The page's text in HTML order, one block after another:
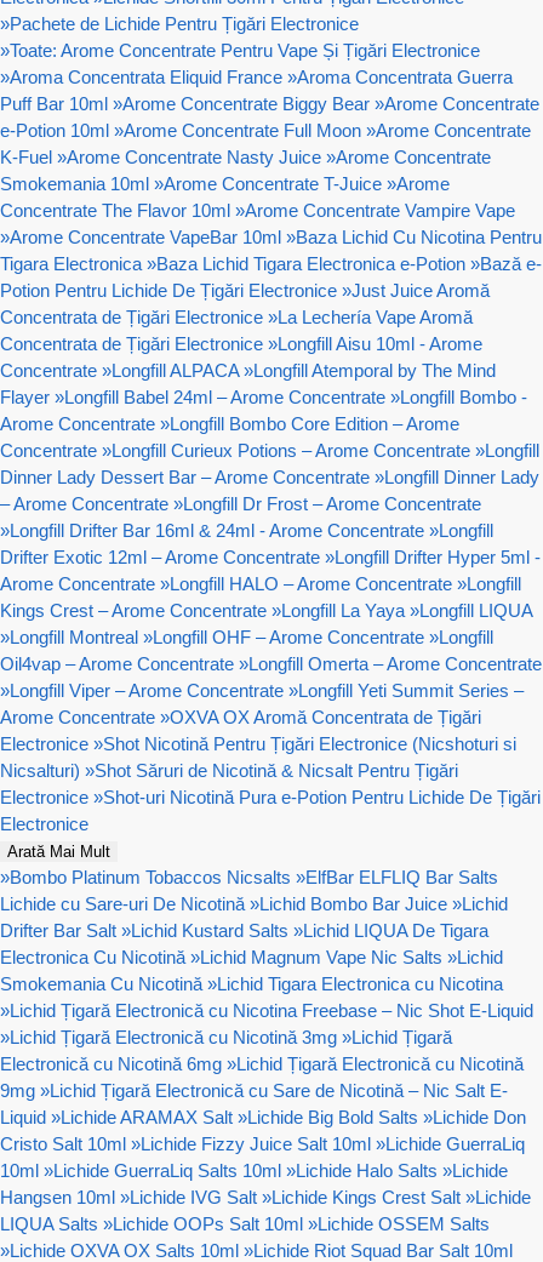
»Pachete de Lichide Pentru Țigări Electronice
»Toate: Arome Concentrate Pentru Vape Și Țigări Electronice
»Aroma Concentrata Eliquid France »Aroma Concentrata Guerra
Puff Bar 10ml »Arome Concentrate Biggy Bear »Arome Concentrate
e-Potion 10ml »Arome Concentrate Full Moon »Arome Concentrate
K-Fuel »Arome Concentrate Nasty Juice »Arome Concentrate
Smokemania 10ml »Arome Concentrate T-Juice »Arome
Concentrate The Flavor 10ml »Arome Concentrate Vampire Vape
»Arome Concentrate VapeBar 10ml »Baza Lichid Cu Nicotina Pentru
Tigara Electronica »Baza Lichid Tigara Electronica e-Potion »Bază e-
Potion Pentru Lichide De Țigări Electronice »Just Juice Aromă
Concentrata de Țigări Electronice »La Lechería Vape Aromă
Concentrata de Țigări Electronice »Longfill Aisu 10ml - Arome
Concentrate »Longfill ALPACA »Longfill Atemporal by The Mind
Flayer »Longfill Babel 24ml – Arome Concentrate »Longfill Bombo -
Arome Concentrate »Longfill Bombo Core Edition – Arome
Concentrate »Longfill Curieux Potions – Arome Concentrate »Longfill
Dinner Lady Dessert Bar – Arome Concentrate »Longfill Dinner Lady
– Arome Concentrate »Longfill Dr Frost – Arome Concentrate
»Longfill Drifter Bar 16ml & 24ml - Arome Concentrate »Longfill
Drifter Exotic 12ml – Arome Concentrate »Longfill Drifter Hyper 5ml -
Arome Concentrate »Longfill HALO – Arome Concentrate »Longfill
Kings Crest – Arome Concentrate »Longfill La Yaya »Longfill LIQUA
»Longfill Montreal »Longfill OHF – Arome Concentrate »Longfill
Oil4vap – Arome Concentrate »Longfill Omerta – Arome Concentrate
»Longfill Viper – Arome Concentrate »Longfill Yeti Summit Series –
Arome Concentrate »OXVA OX Aromă Concentrata de Țigări
Electronice »Shot Nicotină Pentru Țigări Electronice (Nicshoturi si
Nicsalturi) »Shot Săruri de Nicotină & Nicsalt Pentru Țigări
Electronice »Shot-uri Nicotină Pura e-Potion Pentru Lichide De Țigări
Electronice
Arată Mai Mult
»Bombo Platinum Tobaccos Nicsalts »ElfBar ELFLIQ Bar Salts
Lichide cu Sare-uri De Nicotină »Lichid Bombo Bar Juice »Lichid
Drifter Bar Salt »Lichid Kustard Salts »Lichid LIQUA De Tigara
Electronica Cu Nicotină »Lichid Magnum Vape Nic Salts »Lichid
Smokemania Cu Nicotină »Lichid Tigara Electronica cu Nicotina
»Lichid Țigară Electronică cu Nicotina Freebase – Nic Shot E-Liquid
»Lichid Țigară Electronică cu Nicotină 3mg »Lichid Țigară
Electronică cu Nicotină 6mg »Lichid Țigară Electronică cu Nicotină
9mg »Lichid Țigară Electronică cu Sare de Nicotină – Nic Salt E-
Liquid »Lichide ARAMAX Salt »Lichide Big Bold Salts »Lichide Don
Cristo Salt 10ml »Lichide Fizzy Juice Salt 10ml »Lichide GuerraLiq
10ml »Lichide GuerraLiq Salts 10ml »Lichide Halo Salts »Lichide
Hangsen 10ml »Lichide IVG Salt »Lichide Kings Crest Salt »Lichide
LIQUA Salts »Lichide OOPs Salt 10ml »Lichide OSSEM Salts
»Lichide OXVA OX Salts 10ml »Lichide Riot Squad Bar Salt 10ml